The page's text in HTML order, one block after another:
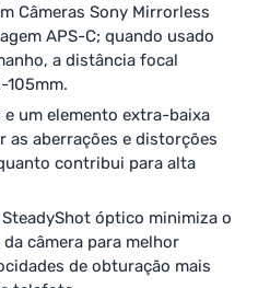
Câmeras Sony Mirrorless
APS-C; quando usado
a distância focal
105mm.
um elemento extra-baixa
as aberrações e distorções
contribui para alta
óptico minimiza o
câmera para melhor
de obturação mais